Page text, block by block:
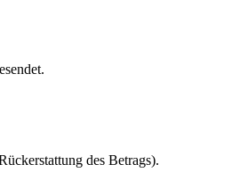
des Betrags).